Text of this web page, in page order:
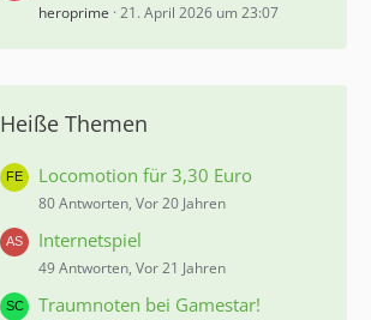
heroprime 21. April 2026 um 23:07
Heiße Themen
Locomotion für 3,30 Euro
80 Antworten, Vor 20 Jahren
Internetspiel
49 Antworten, Vor 21 Jahren
Traumnoten bei Gamestar!